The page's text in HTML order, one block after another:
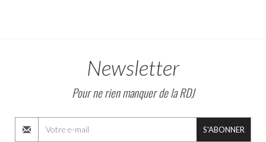
Newsletter
Pour ne rien manquer de la RDJ
S'ABONNER